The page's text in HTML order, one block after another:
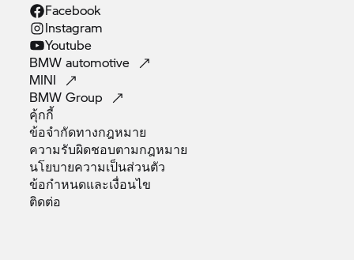
Facebook
Instagram
Youtube
BMWautomotive
MINI
BMWGroup
คุ้กกี้
ข้อจำกัดทางกฎหมาย
ความรับผิดชอบตามกฎหมาย
นโยบายความเป็นส่วนตัว
ข้อกำหนดและเงื่อนไข
ติดต่อ